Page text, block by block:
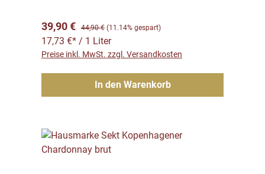
Verkaufspreis:
39,90 € Regulärer Preis:
44,90 € (11.14% gespart)
17,73 €* / 1 Liter
Preise inkl. MwSt. zzgl. Versandkosten
In den Warenkorb